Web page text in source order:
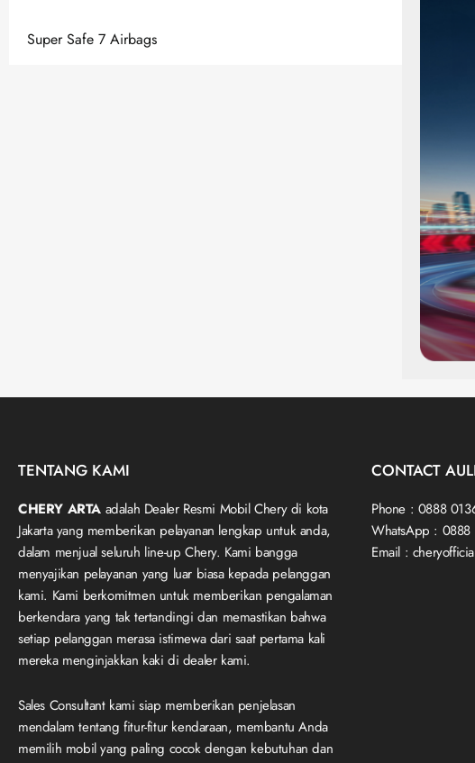
Super Safe 7 Airbags
TENTANG KAMI
CHERY ARTA adalah Dealer Resmi Mobil Chery di kota
Jakarta yang memberikan pelayanan lengkap untuk anda,
dalam menjual seluruh line-up Chery. Kami bangga
menyajikan pelayanan yang luar biasa kepada pelanggan
kami. Kami berkomitmen untuk memberikan pengalaman
berkendara yang tak tertandingi dan memastikan bahwa
setiap pelanggan merasa istimewa dari saat pertama kali
mereka menginjakkan kaki di dealer kami.
Sales Consultant kami siap memberikan penjelasan
mendalam tentang fitur-fitur kendaraan, membantu Anda
memilih mobil yang paling cocok dengan kebutuhan dan
CONTACT
Phone : 0888
WhatsApp :
Email :